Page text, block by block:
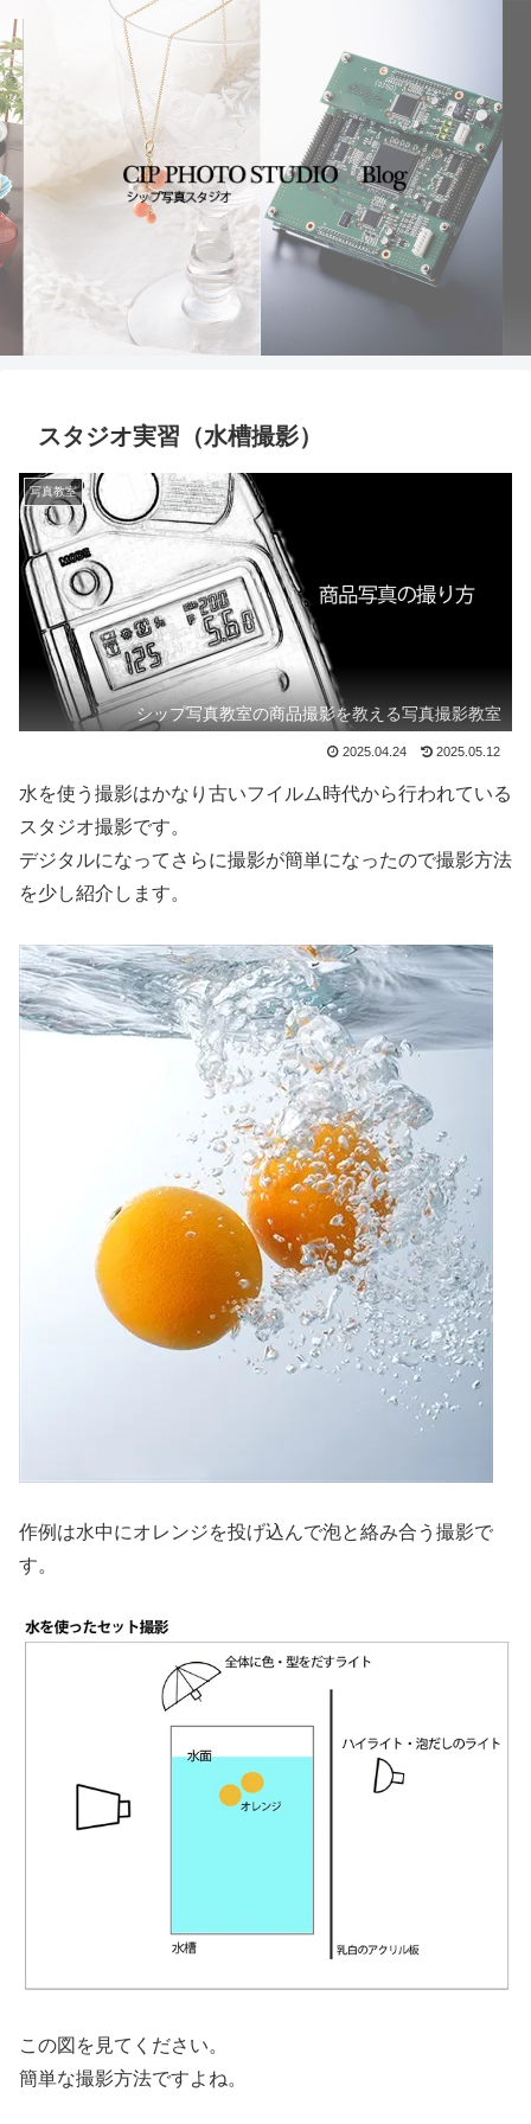
スタジオ実習（水槽撮影）
写真教室
シップ写真教室の商品撮影を教える写真撮影教室
2025.04.24 2025.05.12
水を使う撮影はかなり古いフイルム時代から行われている
スタジオ撮影です。
デジタルになってさらに撮影が簡単になったので撮影方法
を少し紹介します。
作例は水中にオレンジを投げ込んで泡と絡み合う撮影で
す。
この図を見てください。
簡単な撮影方法ですよね。